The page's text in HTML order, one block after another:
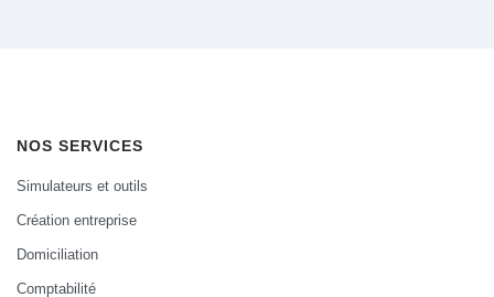
NOS SERVICES
Simulateurs et outils
Création entreprise
Domiciliation
Comptabilité